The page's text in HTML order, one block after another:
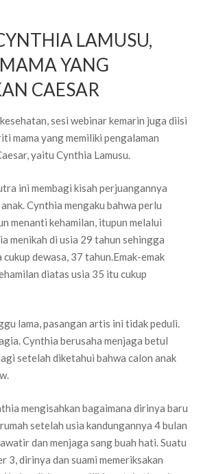
LAMUSU,
YANG
CAESAR
sesi webinar kemarin juga diisi
mama yang memiliki pengalaman
yaitu Cynthia Lamusu.
ini membagi kisah perjuangannya
Cynthia mengaku bahwa perlu
menanti kehamilan, itupun melalui
menikah di usia 29 tahun sehingga
dewasa, 37 tahun.Emak-emak
diatas usia 35 itu cukup
lama, pasangan artis ini tidak peduli.
Cynthia berusaha menjaga betul
setelah diketahui bahwa calon anak
mengisahkan bagaimana dirinya baru
setelah usia kandungannya 4 bulan
dan menjaga sang buah hati. Suatu
3, dirinya dan suami memeriksakan